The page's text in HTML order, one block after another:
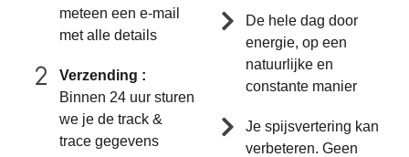
meteen een e-mail
met alle details
Verzending :
Binnen 24 uur sturen
we je de track &
trace gegevens
De hele dag door
energie, op een
natuurlijke en
constante manier
Je spijsvertering kan
verbeteren. Geen